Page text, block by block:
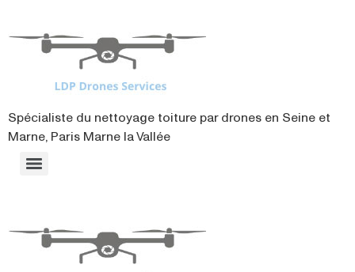
Spécialiste du nettoyage toiture par drones en Seine et
Marne, Paris Marne la Vallée